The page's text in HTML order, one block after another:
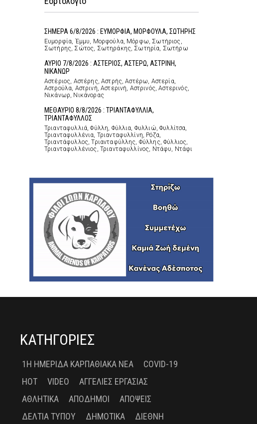
ΣΗΜΕΡΑ 6/8/2026 : ΕΥΜΟΡΦΙΑ, ΜΟΡΦΟΥΛΑ, ΣΩΤΗΡΗΣ
Ευμορφία, Έμμυ, Μορφούλα, Μόρφω, Σωτήριος,
Σωτήρης, Σώτος, Σωτηράκης, Σωτηρία, Σωτήρω
ΑΥΡΙΟ 7/8/2026 : ΑΣΤΕΡΙΟΣ, ΑΣΤΕΡΩ, ΑΣΤΡΙΝΗ,
ΝΙΚΑΝΩΡ
Αστέριος, Αστέρης, Αστρής, Αστέρω, Αστερία,
Αστρούλα, Αστρινή, Αστερινή, Αστρινός, Αστερινός,
Νικάνωρ, Νικάνορας
ΜΕΘΑΥΡΙΟ 8/8/2026 : ΤΡΙΑΝΤΑΦΥΛΛΙΑ,
ΤΡΙΑΝΤΑΦΥΛΛΟΣ
Τριανταφυλλιά, Φύλλη, Φύλλια, Φυλλιώ, Φυλλίτσα,
Τριανταφυλλένια, Τριανταφυλλίνη, Ρόζα,
Τριαντάφυλλος, Τριανταφύλλης, Φύλλης, Φύλλιος,
Τριανταφυλλένιος, Τριανταφυλλίνος, Ντάφυ, Ντάφι
ΚΑΤΗΓΟΡΙΕΣ
1Η ΗΜΕΡΊΔΑ ΚΑΡΠΑΘΙΑΚΆ ΝΈΑ
COVID-19
HOT
VIDEO
ΑΓΓΕΛΊΕΣ ΕΡΓΑΣΊΑΣ
ΑΘΛΗΤΙΚΆ
ΑΠΌΔΗΜΟΙ
ΑΠΌΨΕΙΣ
ΔΕΛΤΊΑ ΤΎΠΟΥ
ΔΗΜΟΤΙΚΆ ΔΙΕΘΝΉ